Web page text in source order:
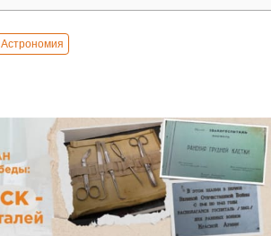
Астрономия